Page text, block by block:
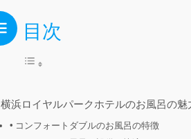
目次
横浜ロイヤルパークホテルのお風呂の魅
コンフォートダブルのお風呂の特徴